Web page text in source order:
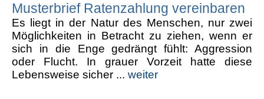
Musterbrief Ratenzahlung vereinbaren
Es liegt in der Natur des Menschen, nur zwei
Möglichkeiten in Betracht zu ziehen, wenn er
sich in die Enge gedrängt fühlt: Aggression
oder Flucht. In grauer Vorzeit hatte diese
Lebensweise sicher ... weiter